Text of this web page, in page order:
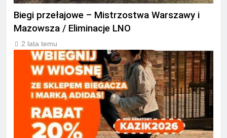
Biegi przełajowe – Mistrzostwa Warszawy i
Mazowsza / Eliminacje LNO
2 lata temu